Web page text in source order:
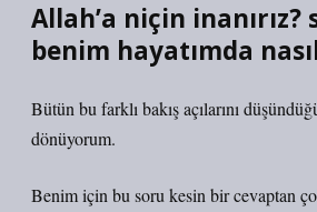
Allah’a niçin inanırız?
benim hayatımda
Bütün bu farklı bakış açılarını
dönüyorum.
Benim için bu soru kesin bir cevaptan